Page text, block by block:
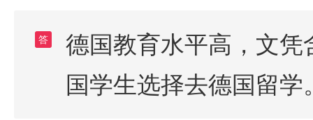
答
德国教育水平高，文
国学生选择去德国留学